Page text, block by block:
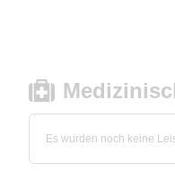
Es wurden noch keine